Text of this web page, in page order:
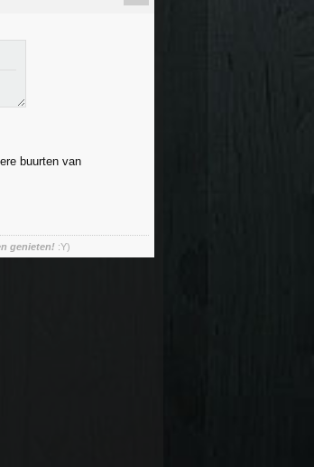
buurten van
genieten! :Y)